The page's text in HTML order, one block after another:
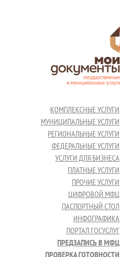
КОМПЛЕКСНЫЕ УСЛУГИ
МУНИЦИПАЛЬНЫЕ УСЛУГИ
РЕГИОНАЛЬНЫЕ УСЛУГИ
ФЕДЕРАЛЬНЫЕ УСЛУГИ
УСЛУГИ ДЛЯ БИЗНЕСА
ПЛАТНЫЕ УСЛУГИ
ПРОЧИЕ УСЛУГИ
ЦИФРОВОЙ МФЦ
ПАСПОРТНЫЙ СТОЛ
ИНФОГРАФИКА
ПОРТАЛ ГОСУСЛУГ
ПРЕДЗАПИСЬ В МФЦ
ПРОВЕРКА ГОТОВНОСТИ